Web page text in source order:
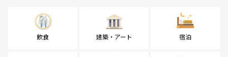
飲食 建築・アート 宿泊